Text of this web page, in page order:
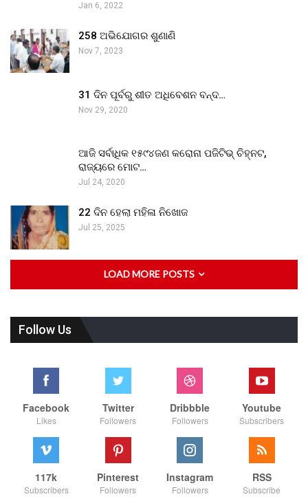
Jan 6, 2022
258 ଅଭିଯୋଗର ଶୁଣାଣି
Nov 7, 2023
31 ଦିନ ପୂର୍ବରୁ ଶୀତ ଅଧିବେଶନ ବନ୍ଦ…
Nov 29, 2020
ଆଜି ସର୍ବାଧିକ ୧୫୯୪ଜଣ କରୋନା ପଜିଟିଭ୍ ଚିହ୍ନଟ,
ରାଜ୍ୟରେ ମୋଟ…
Jul 24, 2020
22 ଦିନ ହେଲା ମହିଳା ନିଖୋଜ
Jul 25, 2025
LOAD MORE POSTS
Follow Us
Facebook
Likes
Twitter
Followers
Dribbble
Followers
Youtube
Subscribers
117k
Subscribers
Pinterest
Followers
Instagram
Followers
RSS
Subscribe